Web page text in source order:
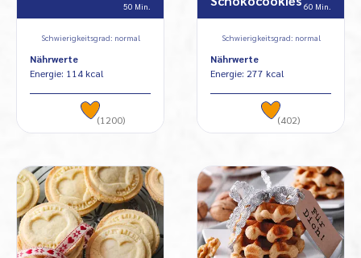
50 Min.
Schwierigkeitsgrad: normal
Nährwerte
Energie: 114 kcal
(1200)
60 Min.
Schwierigkeitsgrad: normal
Nährwerte
Energie: 277 kcal
(402)